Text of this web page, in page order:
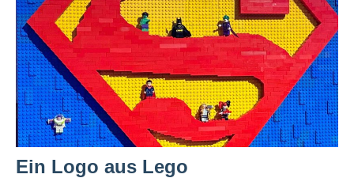
Ein Logo aus Lego